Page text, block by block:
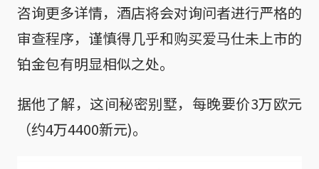
咨询更多详情，酒店将会对询问者进行严格的
审查程序，谨慎得几乎和购买爱马仕未上市的
铂金包有明显相似之处。
据他了解，这间秘密别墅，每晚要价3万欧元
（约4万4400新元)。